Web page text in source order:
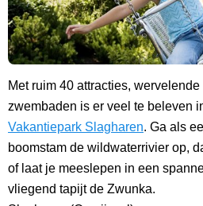
Met ruim 40 attracties,
zwembaden is er veel te beleven
Vakantiepark Slagharen. Ga als
boomstam de wildwaterrivier op,
of laat je meeslepen in een
vliegend tapijt de Zwunka.